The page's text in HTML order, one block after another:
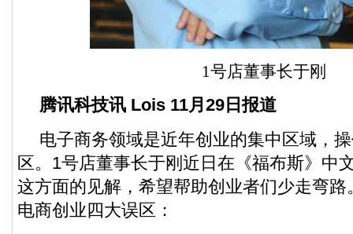
1号店董事长于刚
腾讯科技讯 Lois 11月29日报道
电子商务领域是近年创业的集中区域，
区。1号店董事长于刚近日在《福布斯》中
这方面的见解，希望帮助创业者们少走弯
电商创业四大误区：